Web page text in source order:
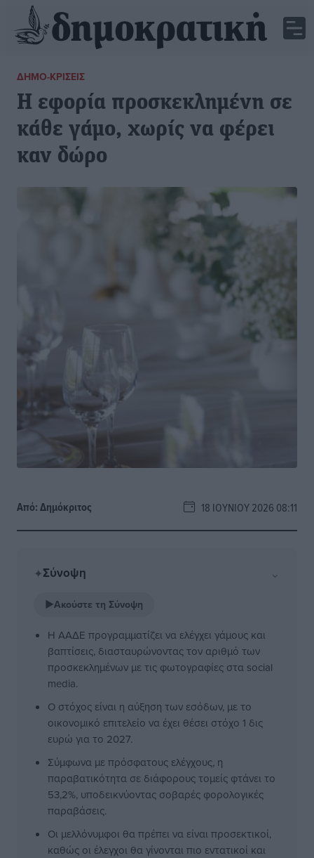
ΔΗΜΟ-ΚΡΊΣΕΙΣ
Η εφορία προσκεκλημένη σε
κάθε γάμο, χωρίς να φέρει
καν δώρο
Από:Δημόκριτος 18 ΙΟΥΝΊΟΥ 2026 08:11
✦Σύνοψη ⌄
▶Ακούστε τη Σύνοψη
Η ΑΑΔΕ προγραμματίζει να ελέγχει γάμους και
βαπτίσεις, διασταυρώνοντας τον αριθμό των
προσκεκλημένων με τις φωτογραφίες στα social
media.
Ο στόχος είναι η αύξηση των εσόδων, με το
οικονομικό επιτελείο να έχει θέσει στόχο 1 δις
ευρώ για το 2027.
Σύμφωνα με πρόσφατους ελέγχους, η
παραβατικότητα σε διάφορους τομείς φτάνει το
53,2%, υποδεικνύοντας σοβαρές φορολογικές
παραβάσεις.
Οι μελλόνυμφοι θα πρέπει να είναι προσεκτικοί,
καθώς οι έλεγχοι θα γίνονται πιο εντατικοί και